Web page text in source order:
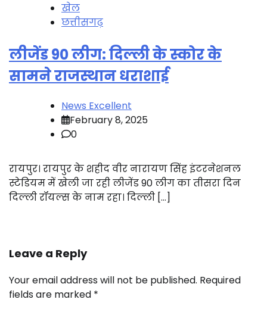
खेल
छत्तीसगढ़
लीजेंड 90 लीग: दिल्ली के स्कोर के
सामने राजस्थान धराशाई
News Excellent
February 8, 2025
0
रायपुर। रायपुर के शहीद वीर नारायण सिंह इंटरनेशनल
स्टेडियम में खेली जा रही लीजेंड 90 लीग का तीसरा दिन
दिल्ली रॉयल्स के नाम रहा। दिल्ली […]
Leave a Reply
Your email address will not be published. Required
fields are marked *